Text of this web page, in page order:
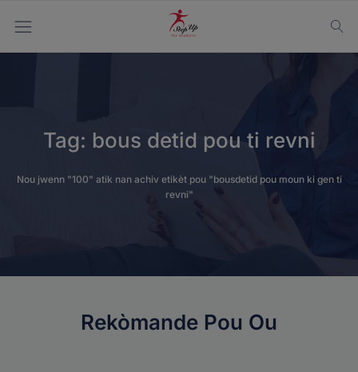
Tag: bous detid pou ti revni
Nou jwenn "100" atik nan achiv etikèt pou "bousdetid pou moun ki gen ti
revni"
Rekòmande Pou Ou